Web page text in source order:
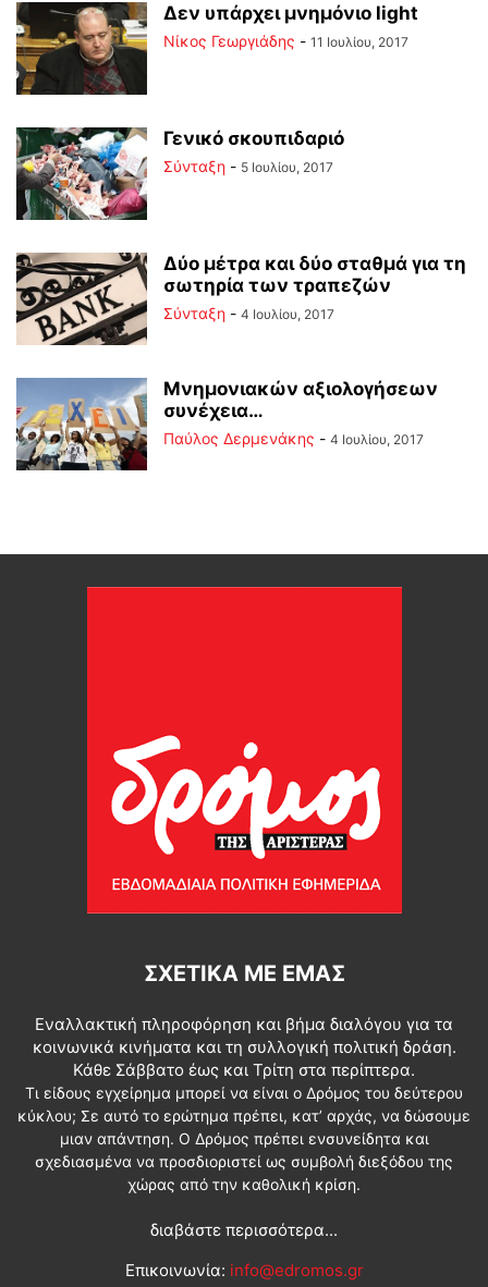
Δεν υπάρχει μνημόνιο light
Νίκος Γεωργιάδης - 11 Ιουλίου, 2017
Γενικό σκουπιδαριό
Σύνταξη - 5 Ιουλίου, 2017
Δύο μέτρα και δύο σταθμά για τη
σωτηρία των τραπεζών
Σύνταξη - 4 Ιουλίου, 2017
Μνημονιακών αξιολογήσεων
συνέχεια…
Παύλος Δερμενάκης - 4 Ιουλίου, 2017
ΣΧΕΤΙΚΆ ΜΕ ΕΜΆΣ
Εναλλακτική πληροφόρηση και βήμα διαλόγου για τα
κοινωνικά κινήματα και τη συλλογική πολιτική δράση.
Κάθε Σάββατο έως και Τρίτη στα περίπτερα.
Τι είδους εγχείρημα μπορεί να είναι ο Δρόμος του δεύτερου
κύκλου; Σε αυτό το ερώτημα πρέπει, κατ’ αρχάς, να δώσουμε
μιαν απάντηση. Ο Δρόμος πρέπει ενσυνείδητα και
σχεδιασμένα να προσδιοριστεί ως συμβολή διεξόδου της
χώρας από την καθολική κρίση.
διαβάστε περισσότερα...
Επικοινωνία: info@edromos.gr